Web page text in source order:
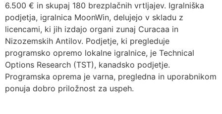
6.500 € in skupaj 180 brezplačnih vrtljajev. Igralniška
podjetja, igralnica MoonWin, delujejo v skladu z
licencami, ki jih izdajo organi zunaj Curacaa in
Nizozemskih Antilov. Podjetje, ki pregleduje
programsko opremo lokalne igralnice, je Technical
Options Research (TST), kanadsko podjetje.
Programska oprema je varna, pregledna in uporabnikom
ponuja dobro priložnost za uspeh.